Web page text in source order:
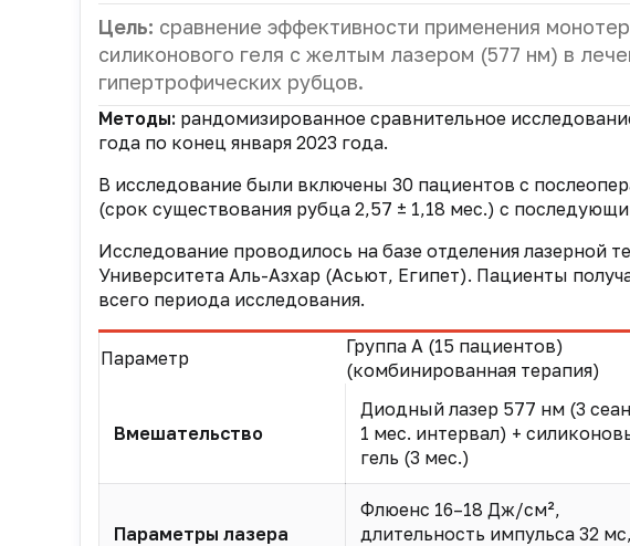
Цель: сравнение эффективности применения
силиконового геля с желтым лазером (577 нм) в
гипертрофических рубцов.
Методы: рандомизированное сравнительное
года по конец января 2023 года.
В исследование были включены 30 пациентов с
(срок существования рубца 2,57 ± 1,18 мес.) с
Исследование проводилось на базе отделения лазерной
Университета Аль-Азхар (Асьют, Египет). Пациенты
всего периода исследования.
Параметр
Группа А (15 пациентов)
(комбинированная терапия)
Вмешательство
Диодный лазер 577 нм (3
1 мес. интервал) +
гель (3 мес.)
Параметры лазера
Флюенс 16–18 Дж/см²,
длительность импульса 32